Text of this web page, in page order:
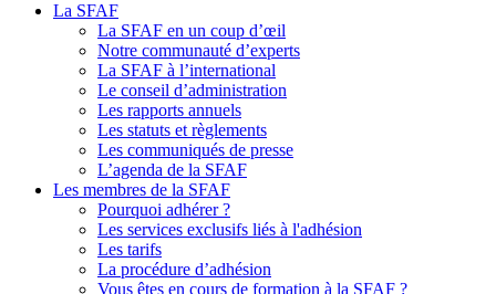
La SFAF
La SFAF en un coup d’œil
Notre communauté d’experts
La SFAF à l’international
Le conseil d’administration
Les rapports annuels
Les statuts et règlements
Les communiqués de presse
L’agenda de la SFAF
Les membres de la SFAF
Pourquoi adhérer ?
Les services exclusifs liés à l'adhésion
Les tarifs
La procédure d’adhésion
Vous êtes en cours de formation à la SFAF ?